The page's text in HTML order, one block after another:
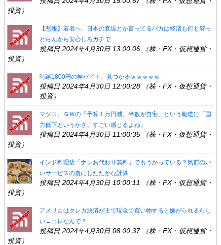
投資）
【悲報】若者へ、日本の衰退とか言ってるバカは経済も何も解っ
とらんから安心しろガチで
投稿日 2024年4月30日 13:00:06 （株・FX・仮想通貨・
投資）
時給1800円の神バイト、見つかるｗｗｗｗｗ
投稿日 2024年4月30日 12:00:28 （株・FX・仮想通貨・
投資）
マツコ、ＧＷの「予算１万円減、半数が自宅」という報道に「国
力低下というかさ。すごい感じるよね」
投稿日 2024年4月30日 11:00:35 （株・FX・仮想通貨・
投資）
インド料理店「ナンお代わり無料」でもうかっている？気前のい
いサービスの裏にしたたかな計算
投稿日 2024年4月30日 10:00:11 （株・FX・仮想通貨・
投資）
アメリカはクレカ決済が主で現金で買い物すると嫌がられるらし
い←コレなんで？
投稿日 2024年4月30日 08:00:37 （株・FX・仮想通貨・
投資）